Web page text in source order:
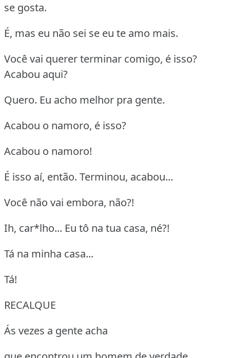
se gosta.
É, mas eu não sei se eu te amo mais.
Você vai querer terminar comigo, é isso?
Acabou aqui?
Quero. Eu acho melhor pra gente.
Acabou o namoro, é isso?
Acabou o namoro!
É isso aí, então. Terminou, acabou...
Você não vai embora, não?!
Ih, car*lho... Eu tô na tua casa, né?!
Tá na minha casa...
Tá!
RECALQUE
Ás vezes a gente acha